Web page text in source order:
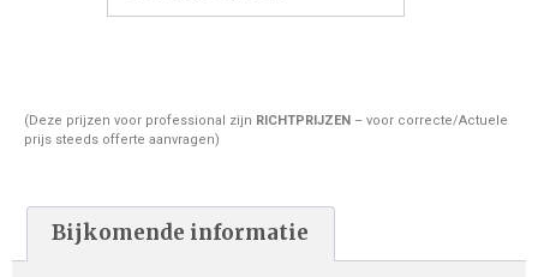
(Deze prijzen voor professional zijn RICHTPRIJZEN – voor correcte/Actuele
prijs steeds offerte aanvragen)
Bijkomende informatie